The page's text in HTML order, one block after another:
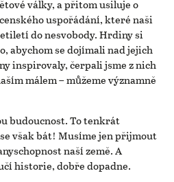
války, a přitom usiluje o
uspořádání, které naši
do nesvobody. Hrdiny si
abychom se dojímali nad jejich
inspirovaly, čerpali jsme z nich
málem – můžeme významně
budoucnost. To tenkrát
však bát! Musíme jen přijmout
naší země. A
historie, dobře dopadne.